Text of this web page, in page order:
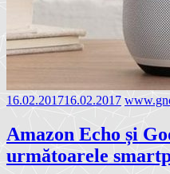
16.02.201716.02.2017
Amazon Echo și
următoarele